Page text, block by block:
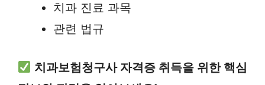
치과 진료 과목
관련 법규
치과보험청구사 자격증 취득을 위한 핵심